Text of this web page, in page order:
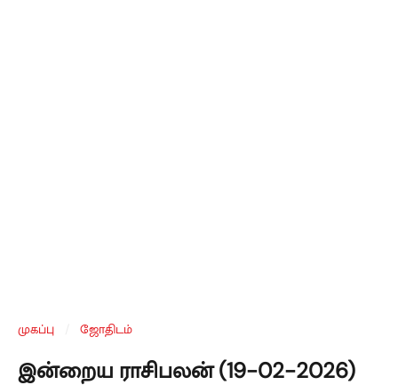
முகப்பு ஜோதிடம்
இன்றைய ராசிபலன் (19-02-2026)